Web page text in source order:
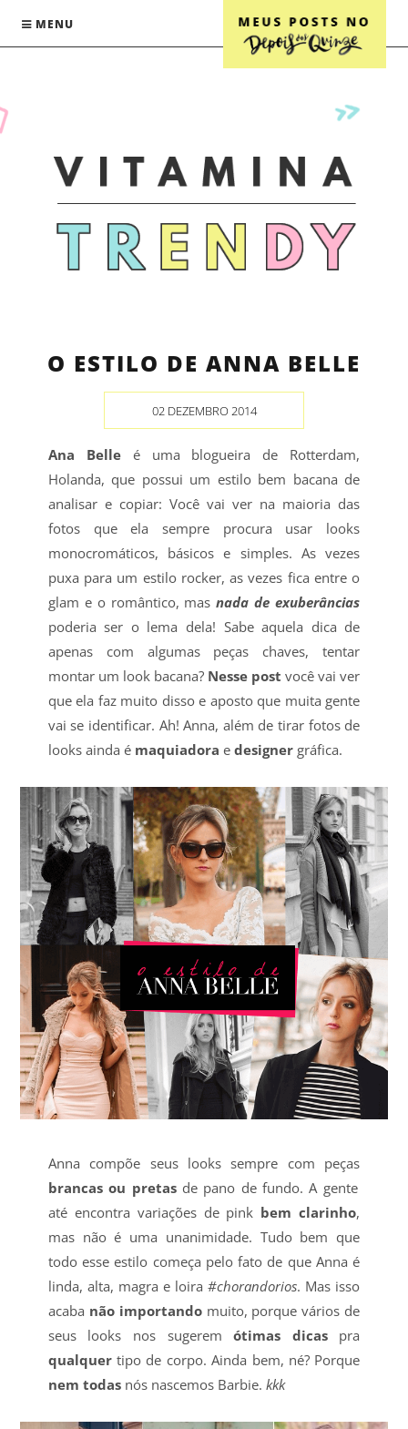
MENU
O ESTILO DE ANNA BELLE
02 DEZEMBRO 2014
Ana Belle é uma blogueira de Rotterdam,
Holanda, que possui um estilo bem bacana de
analisar e copiar: Você vai ver na maioria das
fotos que ela sempre procura usar looks
monocromáticos, básicos e simples. As vezes
puxa para um estilo rocker, as vezes fica entre o
glam e o romântico, masnada de exuberâncias
poderia ser o lema dela! Sabe aquela dica de
apenas com algumas peças chaves, tentar
montar um look bacana? Nesse postvocê vai ver
que ela faz muito disso e aposto que muita gente
vai se identificar. Ah! Anna, além de tirar fotos de
looks ainda é maquiadora e designergráfica.
Anna compõe seus looks sempre com peças
brancas ou pretas de pano de fundo. A gente
até encontra variações de pink bem clarinho,
mas não é uma unanimidade. Tudo bem que
todo esse estilo começa pelo fato de que Anna é
linda, alta, magra e loira#chorandorios. Mas isso
acaba não importandomuito, porque vários de
seus looks nos sugeremótimas dicaspra
qualquertipo de corpo. Ainda bem, né? Porque
nem todas nós nascemos Barbie. kkk